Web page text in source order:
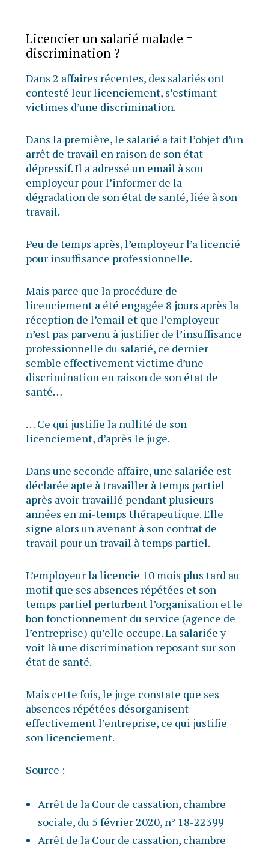
Licencier un salarié malade =
discrimination ?
Dans 2 affaires récentes, des salariés ont
contesté leur licenciement, s’estimant
victimes d’une discrimination.
Dans la première, le salarié a fait l’objet d’un
arrêt de travail en raison de son état
dépressif. Il a adressé un email à son
employeur pour l’informer de la
dégradation de son état de santé, liée à son
travail.
Peu de temps après, l’employeur l’a licencié
pour insuffisance professionnelle.
Mais parce que la procédure de
licenciement a été engagée 8 jours après la
réception de l’email et que l’employeur
n’est pas parvenu à justifier de l’insuffisance
professionnelle du salarié, ce dernier
semble effectivement victime d’une
discrimination en raison de son état de
santé…
… Ce qui justifie la nullité de son
licenciement, d’après le juge.
Dans une seconde affaire, une salariée est
déclarée apte à travailler à temps partiel
après avoir travaillé pendant plusieurs
années en mi-temps thérapeutique. Elle
signe alors un avenant à son contrat de
travail pour un travail à temps partiel.
L’employeur la licencie 10 mois plus tard au
motif que ses absences répétées et son
temps partiel perturbent l’organisation et le
bon fonctionnement du service (agence de
l’entreprise) qu’elle occupe. La salariée y
voit là une discrimination reposant sur son
état de santé.
Mais cette fois, le juge constate que ses
absences répétées désorganisent
effectivement l’entreprise, ce qui justifie
son licenciement.
Source :
Arrêt de la Cour de cassation, chambre
sociale, du 5 février 2020, n° 18-22399
Arrêt de la Cour de cassation, chambre